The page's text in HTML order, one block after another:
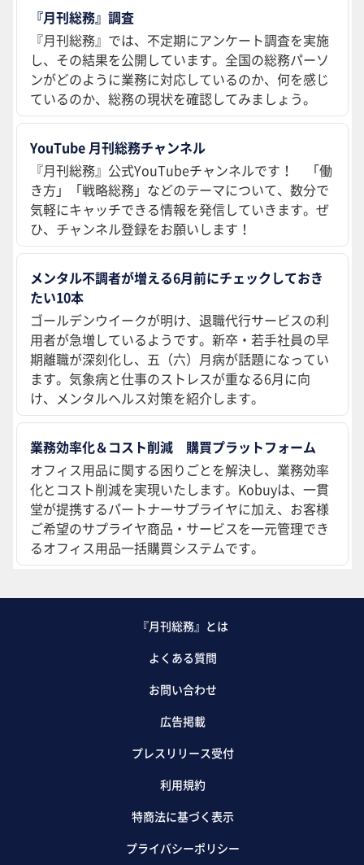
『月刊総務』調査
『月刊総務』では、不定期にアンケート調査を実施
し、その結果を公開しています。全国の総務パーソ
ンがどのように業務に対応しているのか、何を感じ
ているのか、総務の現状を確認してみましょう。
YouTube 月刊総務チャンネル
『月刊総務』公式YouTubeチャンネルです！ 「働
き方」「戦略総務」などのテーマについて、数分で
気軽にキャッチできる情報を発信していきます。ぜ
ひ、チャンネル登録をお願いします！
メンタル不調者が増える6月前にチェックしておき
たい10本
ゴールデンウイークが明け、退職代行サービスの利
用者が急増しているようです。新卒・若手社員の早
期離職が深刻化し、五（六）月病が話題になってい
ます。気象病と仕事のストレスが重なる6月に向
け、メンタルヘルス対策を紹介します。
業務効率化＆コスト削減 購買プラットフォーム
オフィス用品に関する困りごとを解決し、業務効率
化とコスト削減を実現いたします。Kobuyは、一貫
堂が提携するパートナーサプライヤに加え、お客様
ご希望のサプライヤ商品・サービスを一元管理でき
るオフィス用品一括購買システムです。
『月刊総務』とは
よくある質問
お問い合わせ
広告掲載
プレスリリース受付
利用規約
特商法に基づく表示
プライバシーポリシー